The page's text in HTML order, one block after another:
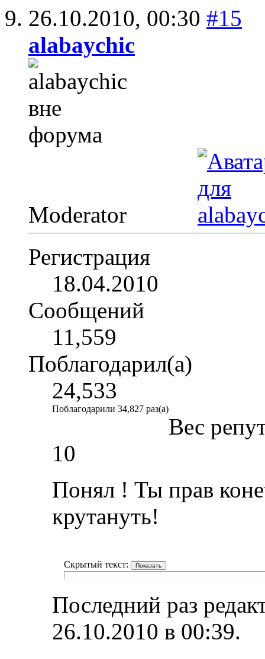
26.10.2010, 00:30 #15
alabaychic
Moderator
Регистрация
18.04.2010
Сообщений
11,559
Поблагодарил(а)
24,533
Поблагодарили 34,827 раз(а)
Вес
10
Понял ! Ты прав
крутануть!
Скрытый текст:
Последний раз
26.10.2010 в 00:39.